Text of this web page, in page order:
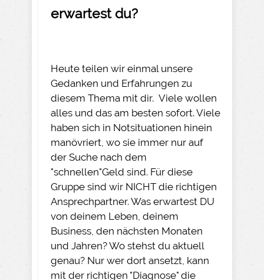
erwartest du?
Heute teilen wir einmal unsere
Gedanken und Erfahrungen zu
diesem Thema mit dir. Viele wollen
alles und das am besten sofort. Viele
haben sich in Notsituationen hinein
manövriert, wo sie immer nur auf
der Suche nach dem
"schnellen"Geld sind. Für diese
Gruppe sind wir NICHT die richtigen
Ansprechpartner. Was erwartest DU
von deinem Leben, deinem
Business, den nächsten Monaten
und Jahren? Wo stehst du aktuell
genau? Nur wer dort ansetzt, kann
mit der richtigen "Diagnose" die